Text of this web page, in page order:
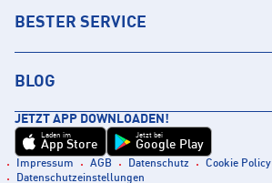
BESTER SERVICE
BLOG
JETZT APP DOWNLOADEN!
Laden im
App Store
Jetzt bei
Google Play
Impressum AGB Datenschutz
Cookie Policy
Datenschutzeinstellungen